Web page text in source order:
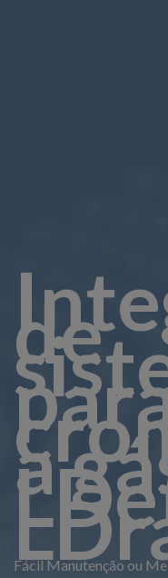
de
a
Fácil Manutenção ou